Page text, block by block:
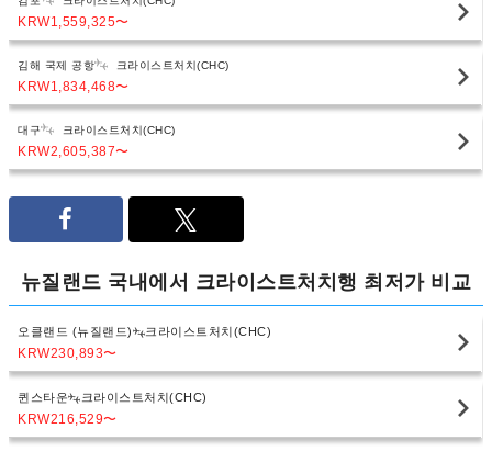
KRW1,559,325〜
김해 국제 공항 크라이스트처치(CHC)
KRW1,834,468〜
대구 크라이스트처치(CHC)
KRW2,605,387〜
뉴질랜드 국내에서 크라이스트처치행 최저가 비교
오클랜드 (뉴질랜드) 크라이스트처치(CHC)
KRW230,893〜
퀸스타운 크라이스트처치(CHC)
KRW216,529〜